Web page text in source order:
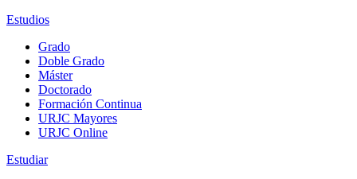
Estudios
Grado
Doble Grado
Máster
Doctorado
Formación Continua
URJC Mayores
URJC Online
Estudiar